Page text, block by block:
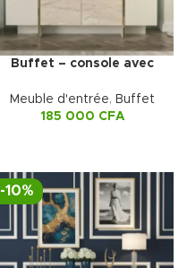
Buffet – console avec
Meuble d'entrée, Buffet
185 000 CFA
-10%